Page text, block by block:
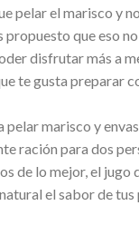
pelar el marisco y
que eso no
disfrutar más a
te gusta preparar
pelar marisco y
ración para dos
de lo mejor, el jugo
el sabor de tus